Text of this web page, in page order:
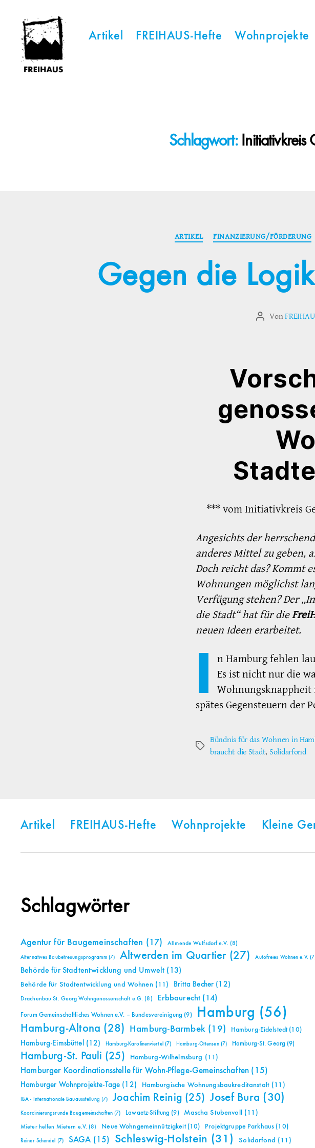
Artikel FREIHAUS-Hefte Wohnprojekte
Schlagwort:
ARTIKEL FINANZIERUNG/FÖRDERUNG
Gegen die
Beitragsautor
Von
*** vom Initiativkreis
Angesichts der
anderes Mittel zu geben,
Doch reicht das? Kommt
Wohnungen möglichst
Verfügung stehen? Der
die Stadt“ hat für die
neuen Ideen erarbeitet.
I
n Hamburg fehlen
Es ist nicht nur die
spätes Gegensteuern der
Schlagwörter
Bündnis für das Wohnen in
braucht die Stadt, Solidarfond
Artikel FREIHAUS-Hefte Wohnprojekte Kleine
Schlagwörter
Agentur für Baugemeinschaften (17) Allmende Wulfsdorf e.V. (8)
Alternatives Baubetreuungsprogramm(7) Altwerden im Quartier(27) Autofreies Wohnen e.V.
Behörde für Stadtentwicklung und Umwelt (13)
Behörde für Stadtentwicklung und Wohnen(11) Britta Becher (12)
Drachenbau St. Georg Wohngenossenschaft e.G. (8) Erbbaurecht (14)
Forum Gemeinschaftliches Wohnen e.V. – Bundesvereinigung (9) Hamburg (56)
Hamburg-Altona (28) Hamburg-Barmbek (19) Hamburg-Eidelstedt(10)
Hamburg-Eimsbüttel (12) Hamburg-Karolinenviertel (7) Hamburg-Ottensen(7) Hamburg-St. Georg (9)
Hamburg-St. Pauli (25) Hamburg-Wilhelmsburg (11)
Hamburger Koordinationsstelle für Wohn-Pflege-Gemeinschaften (15)
Hamburger Wohnprojekte-Tage (12) Hamburgische Wohnungsbaukreditanstalt (11)
IBA - Internationale Bauausstellung (7) Joachim Reinig (25) Josef Bura (30)
Koordinierungsrunde Baugemeinschaften(7) Lawaetz-Stiftung (9) Mascha Stubenvoll (11)
Mieter helfen Mietern e.V. (8) Neue Wohngemeinnützigkeit(10) Projektgruppe Parkhaus (10)
Reiner Schendel (7) SAGA (15) Schleswig-Holstein (31) Solidarfond (11)